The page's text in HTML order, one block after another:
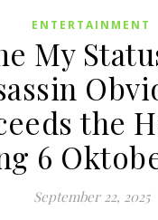
ENTERTAINMENT
My
the
6
September 22, 2025